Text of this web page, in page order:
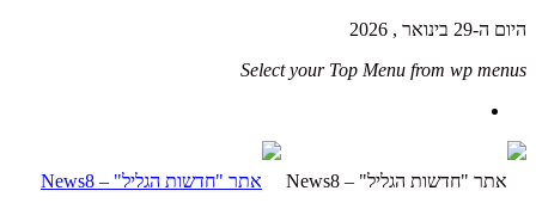
היום ה-29 בינואר , 2026
Select your Top Menu from wp menus